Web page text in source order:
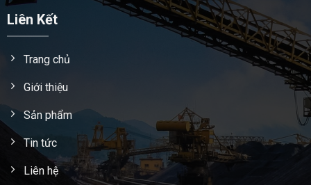
Liên Kết
Trang chủ
Giới thiệu
Sản phẩm
Tin tức
Liên hệ